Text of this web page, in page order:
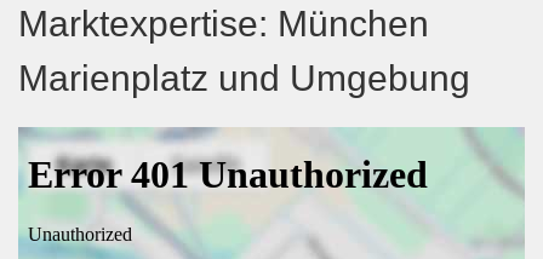
Marktexpertise: München
Marienplatz und Umgebung